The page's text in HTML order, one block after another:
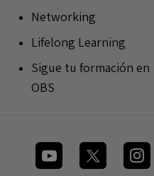
Networking
Lifelong Learning
Sigue tu formación en
OBS